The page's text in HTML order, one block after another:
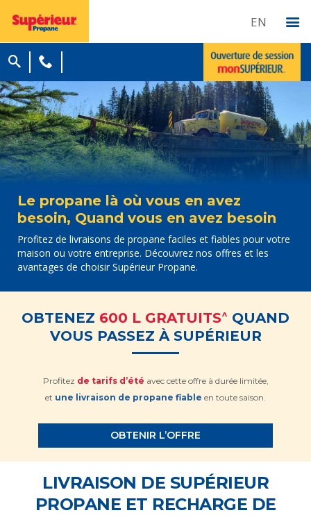
EN
Le propane là où vous en avez
besoin, Quand vous en avez besoin
Profitez de livraisons de propane faciles et fiables pour votre
maison ou votre entreprise. Découvrez nos offres et les
avantages de choisir Supérieur Propane.
OBTENEZ 600 L GRATUITS^ QUAND
VOUS PASSEZ À SUPÉRIEUR
Profitez de tarifs d’été avec cette offre à durée limitée,
et une livraison de propane fiable en toute saison.
OBTENIR L’OFFRE
LIVRAISON DE SUPÉRIEUR
PROPANE ET RECHARGE DE